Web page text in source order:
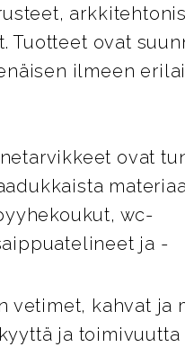
Tuotteet ovat
ilmeen
ovat
wc-
ja -
vetimet, kahvat ja
ja